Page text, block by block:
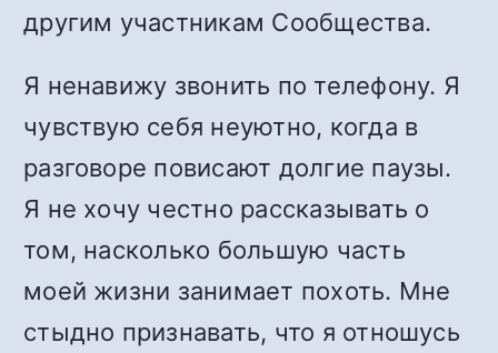
другим участникам Сообщества.
Я ненавижу звонить по телефону. Я
чувствую себя неуютно, когда в
разговоре повисают долгие паузы.
Я не хочу честно рассказывать о
том, насколько большую часть
моей жизни занимает похоть. Мне
стыдно признавать, что я отношусь